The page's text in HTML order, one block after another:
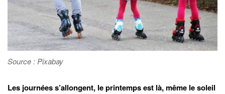
Source : Pixabay
Les journées s’allongent, le printemps est là, même le soleil